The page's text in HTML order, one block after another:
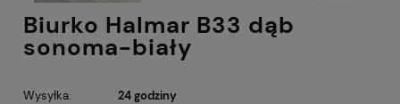
Biurko Halmar B33 dąb
sonoma-biały
Wysyłka:
24 godziny